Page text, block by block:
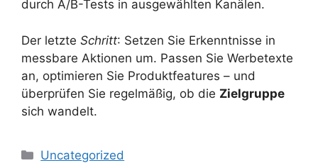
durch A/B-Tests in ausgewählten Kanälen.
Der letzte Schritt: Setzen Sie Erkenntnisse in
messbare Aktionen um. Passen Sie Werbetexte
an, optimieren Sie Produktfeatures – und
überprüfen Sie regelmäßig, ob die Zielgruppe
sich wandelt.
Kategorien
Uncategorized